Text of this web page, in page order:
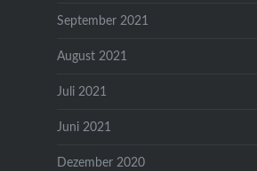
September 2021
August 2021
Juli 2021
Juni 2021
Dezember 2020